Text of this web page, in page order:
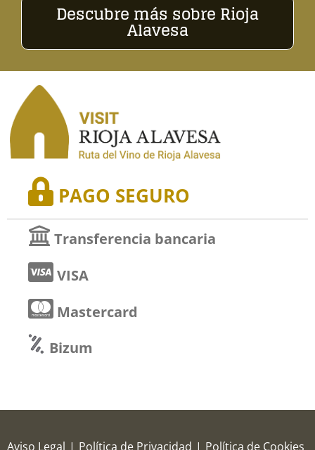
Descubre más sobre Rioja
Alavesa
PAGO SEGURO
Transferencia bancaria
VISA
Mastercard
Bizum
Aviso Legal | Política de Privacidad | Política de Cookies